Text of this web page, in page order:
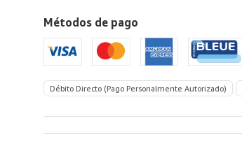
de
America
Métodos de pago
Débito Directo (Pago Personalmente Autorizado)